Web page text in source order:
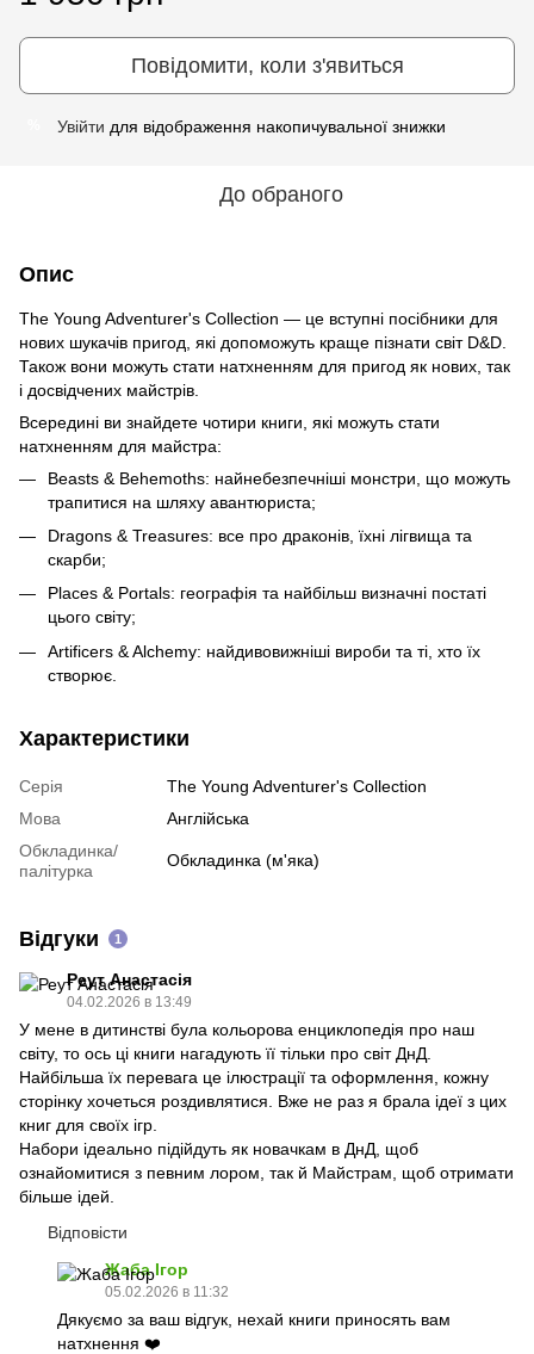
Повідомити, коли з'явиться
Увійти для відображення накопичувальної знижки
До обраного
Опис
The Young Adventurer's Collection — це вступні посібники для
нових шукачів пригод, які допоможуть краще пізнати світ D&D.
Також вони можуть стати натхненням для пригод як нових, так
і досвідчених майстрів.
Всередині ви знайдете чотири книги, які можуть стати
натхненням для майстра:
Beasts & Behemoths: найнебезпечніші монстри, що можуть
трапитися на шляху авантюриста;
Dragons & Treasures: все про драконів, їхні лігвища та
скарби;
Places & Portals: географія та найбільш визначні постаті
цього світу;
Artificers & Alchemy: найдивовижніші вироби та ті, хто їх
створює.
Характеристики
Серія
The Young Adventurer's Collection
Мова
Англійська
Обкладинка/
палітурка
Обкладинка (м'яка)
Відгуки 1
Реут Анастасія
04.02.2026 в 13:49
У мене в дитинстві була кольорова енциклопедія про наш
світу, то ось ці книги нагадують її тільки про світ ДнД.
Найбільша їх перевага це ілюстрації та оформлення, кожну
сторінку хочеться роздивлятися. Вже не раз я брала ідеї з цих
книг для своїх ігр.
Набори ідеально підійдуть як новачкам в ДнД, щоб
ознайомитися з певним лором, так й Майстрам, щоб отримати
більше ідей.
Відповісти
Жаба Ігор
05.02.2026 в 11:32
Дякуємо за ваш відгук, нехай книги приносять вам
натхнення ❤️